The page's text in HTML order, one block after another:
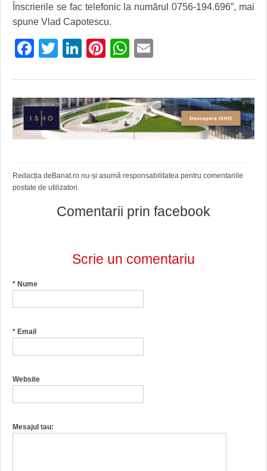
Înscrierile se fac telefonic la numărul 0756-194.696”, mai
spune Vlad Capotescu.
Facebook
Twitter
LinkedIn
Pinterest
WhatsApp
Redacția deBanat.ro nu-și asumă responsabilitatea pentru comentariile
postate de utilizatori.
Comentarii prin facebook
Scrie un comentariu
* Nume
* Email
Website
Mesajul tau: